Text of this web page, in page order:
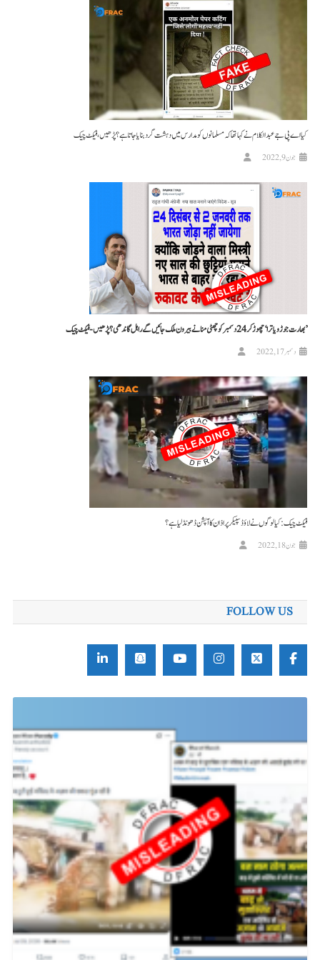
کیا اے پی جے عبدالکلام نے کہا تھا کہ مسلمانوں کو مدارس میں دہشت گرد بنایا جاتا ہے؟ پڑھیں،فیکٹ چیک
جون 9, 2022
’بھارت جوڑو یاترا‘ چھوڑ کر 24 دسمبر کو چھٹی منانے بیرون ملک جائیں گے راہل گاندھی؟ پڑھیں-فیکٹ چیک
دسمبر 17, 2022
فیکٹ چیک: کیا لوگوں نے لاؤڈ سپیکر پر اذان کا آپشن ڈھونڈ لیا ہے؟
جون 18, 2022
FOLLOW US